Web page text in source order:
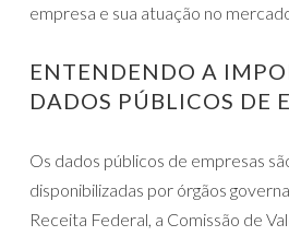
empresa e sua atuação no
ENTENDENDO A
DADOS PÚBLICOS DE
Os dados públicos de empresas
disponibilizadas por órgãos
Receita Federal, a Comissão de